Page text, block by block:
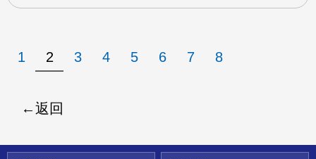
1 2 3 4 5 6 7 8
返回